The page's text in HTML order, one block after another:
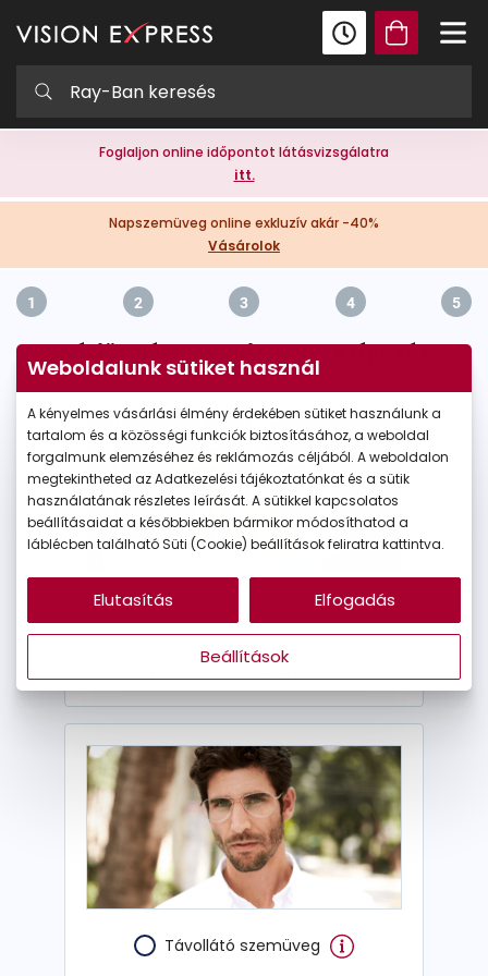
Foglaljon online időpontot látásvizsgálatra
itt.
Napszemüveg online exkluzív akár -40%
Vásárolok
1 2 3 4 5
Kérjük válassza ki a lencse típusát
Az olvasószemüveg nagyjából 40 cm-es
Távollátó szemüveg
Weboldalunk sütiket használ
A kényelmes vásárlási élmény érdekében sütiket használunk a
tartalom és a közösségi funkciók biztosításához, a weboldal
forgalmunk elemzéséhez és reklámozás céljából. A weboldalon
megtekintheted az Adatkezelési tájékoztatónkat és a sütik
használatának részletes leírását. A sütikkel kapcsolatos
beállításaidat a későbbiekben bármikor módosíthatod a
láblécben található Süti (Cookie) beállítások feliratra kattintva.
Beállítások
Elutasítás Elfogadás